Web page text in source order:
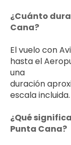
¿Cuánto
Cana?
El vuelo con
hasta el
una
duración
escala incluida.
¿Qué
Punta Cana?